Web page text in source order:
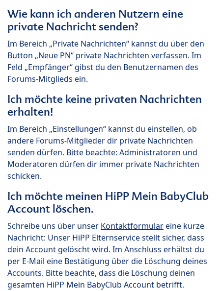
Wie kann ich anderen Nutzern eine
private Nachricht senden?
Im Bereich „Private Nachrichten“ kannst du über den
Button „Neue PN“ private Nachrichten verfassen. Im
Feld „Empfänger“ gibst du den Benutzernamen des
Forums-Mitglieds ein.
Ich möchte keine privaten Nachrichten
erhalten!
Im Bereich „Einstellungen“ kannst du einstellen, ob
andere Forums-Mitglieder dir private Nachrichten
senden dürfen. Bitte beachte: Administratoren und
Moderatoren dürfen dir immer private Nachrichten
schicken.
Ich möchte meinen HiPP Mein BabyClub
Account löschen.
Schreibe uns über unser Kontaktformulareine kurze
Nachricht: Unser HiPP Elternservice stellt sicher, dass
dein Account gelöscht wird. Im Anschluss erhältst du
per E-Mail eine Bestätigung über die Löschung deines
Accounts. Bitte beachte, dass die Löschung deinen
gesamten HiPP Mein BabyClub Account betrifft.